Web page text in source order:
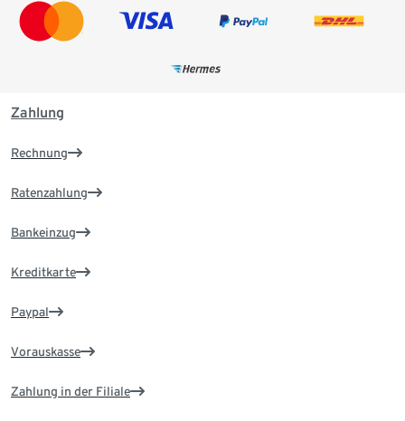
Zahlung
Rechnung
Ratenzahlung
Bankeinzug
Kreditkarte
Paypal
Vorauskasse
Zahlung in der Filiale